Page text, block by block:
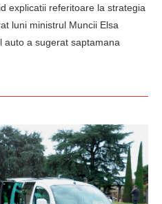
explicatii referitoare la strategia
luni ministrul Muncii Elsa
auto a sugerat saptamana